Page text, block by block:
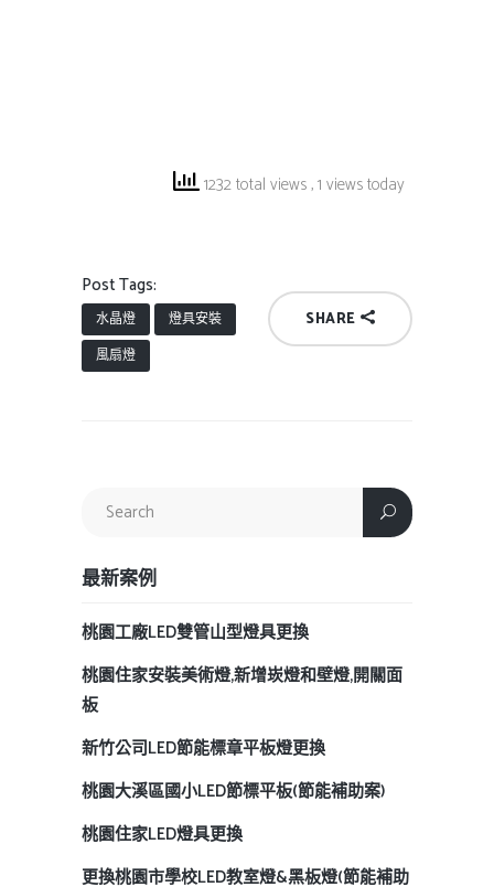
1232 total views, 1 views today
Post Tags:
水晶燈
燈具安裝
風扇燈
SHARE
最新案例
桃園工廠LED雙管山型燈具更換
桃園住家安裝美術燈,新增崁燈和壁燈,開關面
板
新竹公司LED節能標章平板燈更換
桃園大溪區國小LED節標平板(節能補助案)
桃園住家LED燈具更換
更換桃園市學校LED教室燈&黑板燈(節能補助